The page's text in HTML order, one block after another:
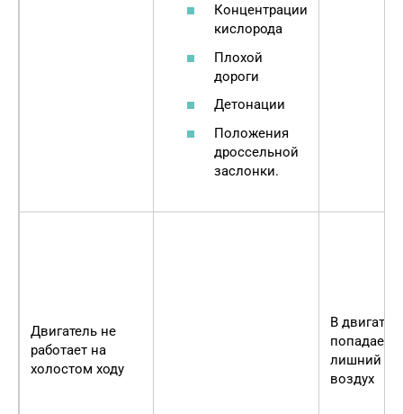
Концентрации
кислорода
Плохой
дороги
Детонации
Положения
дроссельной
заслонки.
Двигатель не
работает на
холостом ходу
В
попадает
лишний
воздух